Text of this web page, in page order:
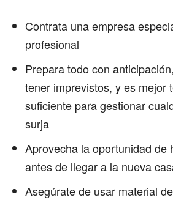
Contrata una empresa
profesional
Prepara todo con
tener imprevistos, y es mejor
suficiente para gestionar
surja
Aprovecha la oportunidad de
antes de llegar a la nueva
Asegúrate de usar material